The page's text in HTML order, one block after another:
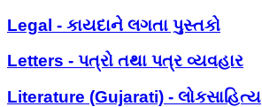
Legal - કાયદાને લગતા પુસ્તકો
Letters - પત્રો તથા પત્ર વ્યવહાર
Literature (Gujarati) - લોકસાહિત્ય